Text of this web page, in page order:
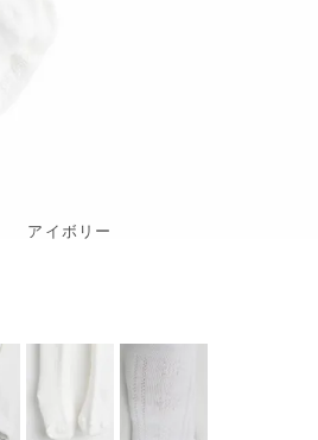
アイボリー